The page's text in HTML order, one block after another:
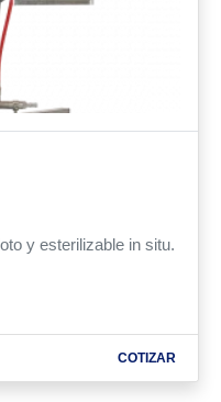
y esterilizable in situ.
COTIZAR